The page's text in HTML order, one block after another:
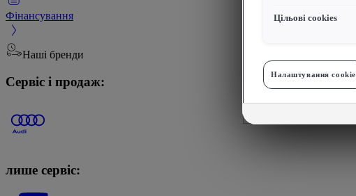
Фінансування
Наші бренди
Сервіс і продаж:
лише сервіс:
Цільові сookies
Налаштування cookie